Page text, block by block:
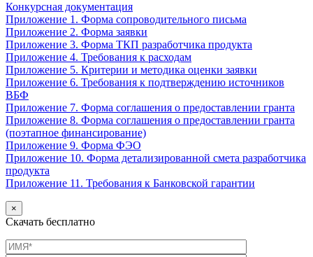
Конкурсная документация
Приложение 1. Форма сопроводительного письма
Приложение 2. Форма заявки
Приложение 3. Форма ТКП разработчика продукта
Приложение 4. Требования к расходам
Приложение 5. Критерии и методика оценки заявки
Приложение 6. Требования к подтверждению источников
ВБФ
Приложение 7. Форма соглашения о предоставлении гранта
Приложение 8. Форма соглашения о предоставлении гранта
(поэтапное финансирование)
Приложение 9. Форма ФЭО
Приложение 10. Форма детализированной смета разработчика
продукта
Приложение 11. Требования к Банковской гарантии
×
Скачать бесплатно